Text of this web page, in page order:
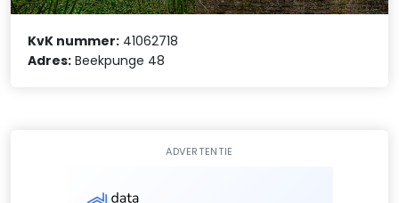
KvK nummer: 41062718
Adres: Beekpunge 48
ADVERTENTIE